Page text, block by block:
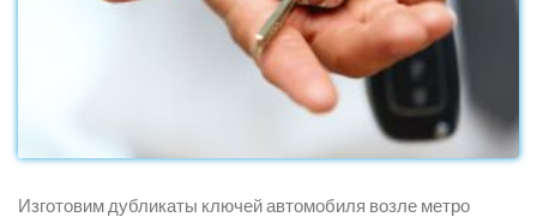
Изготовим дубликаты ключей автомобиля возле метро